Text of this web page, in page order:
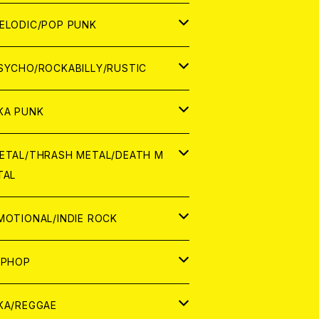
ログ
ログ
POP PUNK
ROCKABILLY/RUSTIC
PUNK
THRASH METAL/DEATH M
INDIE ROCK
REGGAE